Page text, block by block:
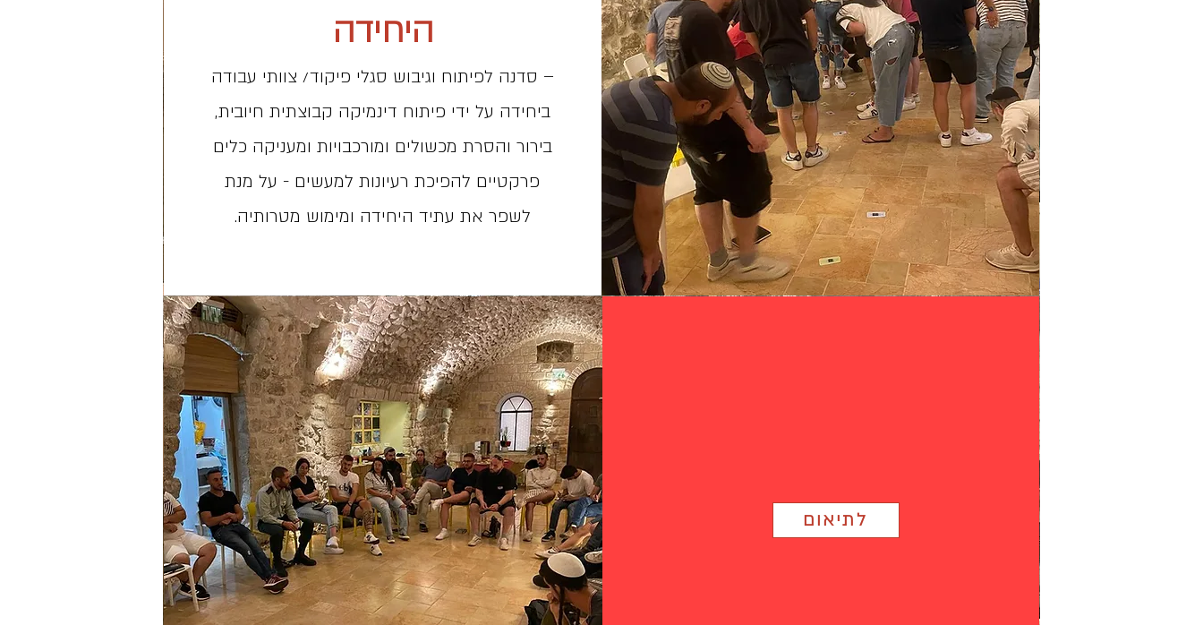
היחידה
– סדנה לפיתוח וגיבוש סגלי פיקוד/ צוותי עבודה
ביחידה על ידי פיתוח דינמיקה קבוצתית חיובית,
בירור והסרת מכשולים ומורכבויות ומעניקה כלים
פרקטיים להפיכת רעיונות למעשים - על מנת
לשפר את עתיד היחידה ומימוש מטרותיה.
לתיאום